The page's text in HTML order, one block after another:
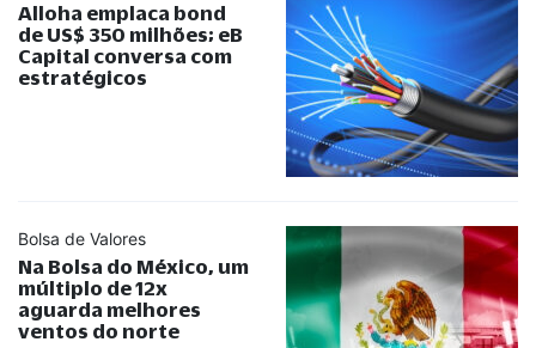
Alloha emplaca bond
de US$ 350 milhões; eB
Capital conversa com
estratégicos
Bolsa de Valores
Na Bolsa do México, um
múltiplo de 12x
aguarda melhores
ventos do norte